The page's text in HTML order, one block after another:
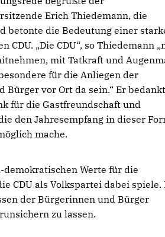
Erich Thiedemann, die
betonte die Bedeutung einer
CDU. „Die CDU“, so Thiedemann
mit Tatkraft und
für die Anliegen der
Bürger vor Ort da sein.“ Er
für die Gastfreundschaft und
den Jahresempfang in dieser
mache.
Werte für die
CDU als Volkspartei dabei spiele.
der Bürgerinnen und Bürger
zu lassen.